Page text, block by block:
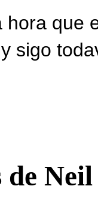
hora que
sigo